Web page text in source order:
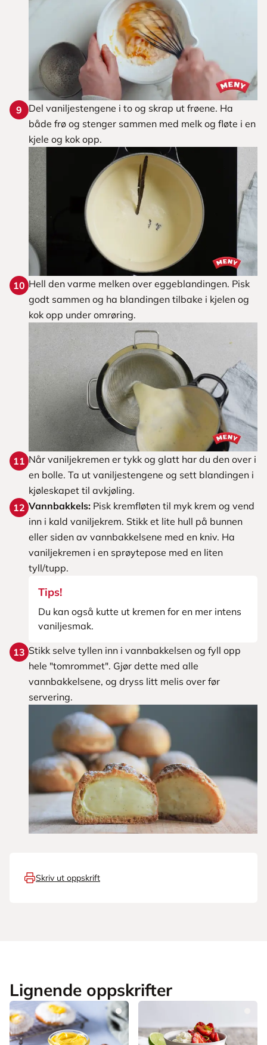
9
Del vaniljestengene i to og skrap ut frøene. Ha
både frø og stenger sammen med melk og fløte i en
kjele og kok opp.
10 Hell den varme melken over eggeblandingen. Pisk
godt sammen og ha blandingen tilbake i kjelen og
kok opp under omrøring.
11 Når vaniljekremen er tykk og glatt har du den over i
en bolle. Ta ut vaniljestengene og sett blandingen i
kjøleskapet til avkjøling.
12 Vannbakkels: Pisk kremfløten til myk krem og vend
inn i kald vaniljekrem. Stikk et lite hull på bunnen
eller siden av vannbakkelsene med en kniv. Ha
vaniljekremen i en sprøytepose med en liten
tyll/tupp.
Tips!
Du kan også kutte ut kremen for en mer intens
vaniljesmak.
13 Stikk selve tyllen inn i vannbakkelsen og fyll opp
hele "tomrommet". Gjør dette med alle
vannbakkelsene, og dryss litt melis over før
servering.
Skriv ut oppskrift
Lignende oppskrifter